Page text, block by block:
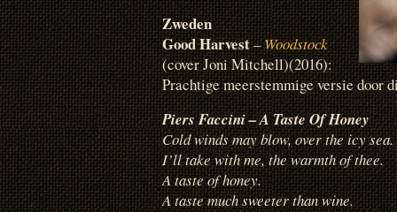
Zweden
Good Harvest–Woodstock
(cover Joni Mitchell)(2016):
Prachtige meerstemmige versie door
Piers Faccini – A Taste Of Honey
Cold winds may blow, over the icy sea.
I’ll take with me, the warmth of thee.
A taste of honey.
A taste much sweeter than wine.